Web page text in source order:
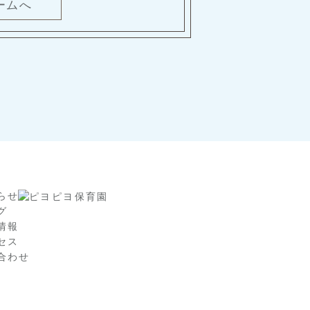
ムへ
せ
報
ス
わせ